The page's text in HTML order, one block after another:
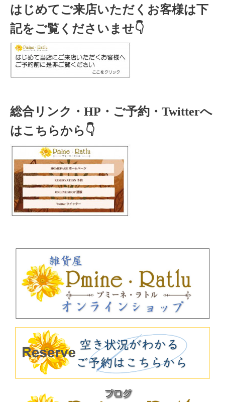
はじめてご来店いただくお客様は下
記をご覧くださいませ👇
総合リンク・HP・ご予約・Twitterへ
はこちらから👇